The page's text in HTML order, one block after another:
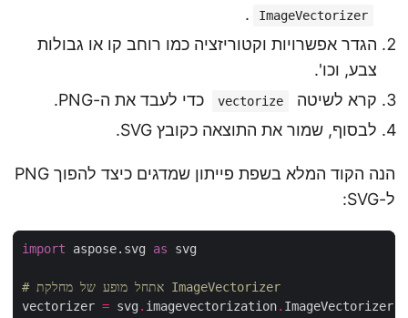
ImageVectorizer
.
הגדר אפשרויות וקטוריזציה כמו רוחב קו או גבולות
צבע, וכו'.
קרא לשיטה
vectorize
כדי לעבד את ה-PNG.
לבסוף, שמור את התוצאה כקובץ SVG.
הנה הקוד המלא בשפת פייתון שמדגים כיצד להפוך PNG
ל-SVG:
import aspose.svg as
# אתחל מופע של מחלקת ImageVectorizer
vectorizer = svg . imagevectorization.